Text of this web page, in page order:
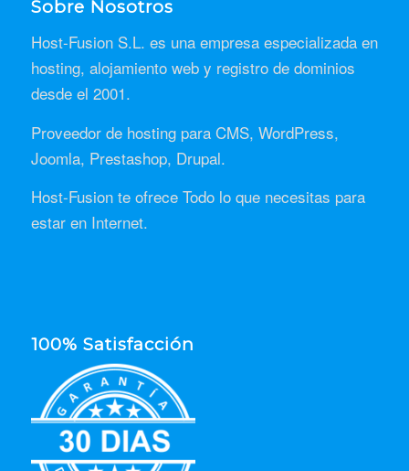
Sobre Nosotros
Host-Fusion S.L. es una empresa especializada en
hosting, alojamiento web y registro de dominios
desde el 2001.
Proveedor de hosting para CMS, WordPress,
Joomla, Prestashop, Drupal.
Host-Fusion te ofrece Todo lo que necesitas para
estar en Internet.
100% Satisfacción